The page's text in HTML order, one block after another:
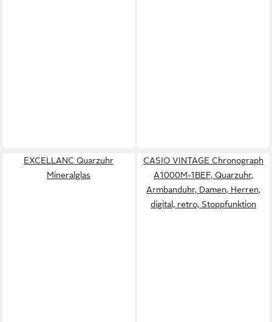
EXCELLANC Quarzuhr
Mineralglas
CASIO VINTAGE Chronograph
A1000M-1BEF, Quarzuhr,
Armbanduhr, Damen, Herren,
digital, retro, Stoppfunktion